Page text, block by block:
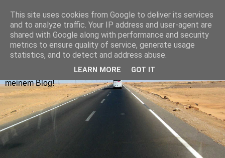
Hugolienchen on Tour
Reiseblogs aus Deutschland und Europa findet ihr nach
Ländern sortiert im Menu oder über die Blog-Karte. Die
neuesten Blogposts lest ihr auf der Startseite. Viel Spaß auf
meinem Blog!
This site uses cookies from Google to deliver its services
and to analyze traffic. Your IP address and user-agent are
shared with Google along with performance and security
metrics to ensure quality of service, generate usage
statistics, and to detect and address abuse.
LEARN MORE GOT IT